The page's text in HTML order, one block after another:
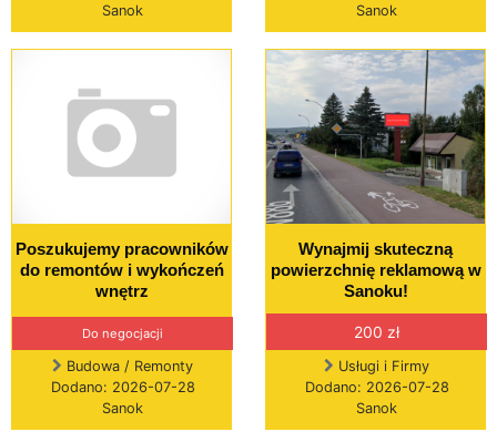
Sanok
Sanok
Poszukujemy pracowników
do remontów i wykończeń
wnętrz
Do negocjacji
Budowa / Remonty
Dodano: 2026-07-28
Sanok
Wynajmij skuteczną
powierzchnię reklamową w
Sanoku!
200 zł
Usługi i Firmy
Dodano: 2026-07-28
Sanok